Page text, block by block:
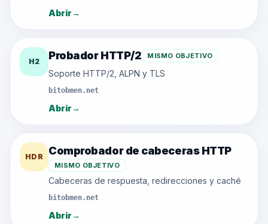
Abrir→
H2 Probador HTTP/2 MISMO OBJETIVO
Soporte HTTP/2, ALPN y TLS
bitobmen.net
Abrir→
HDR Comprobador de cabeceras HTTP
MISMO OBJETIVO
Cabeceras de respuesta, redirecciones y caché
bitobmen.net
Abrir→